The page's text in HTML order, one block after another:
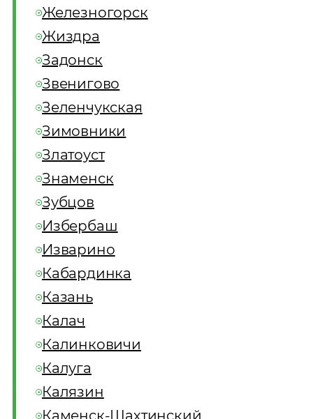
Железногорск
Жиздра
Задонск
Звенигово
Зеленчукская
Зимовники
Златоуст
Знаменск
Зубцов
Избербаш
Изварино
Кабардинка
Казань
Калач
Калинковичи
Калуга
Калязин
Каменск-Шахтинский